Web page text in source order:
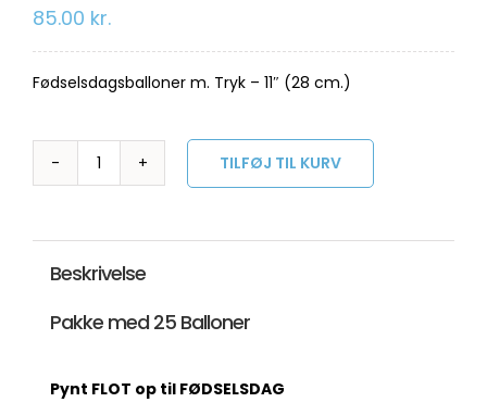
85.00 kr.
Fødselsdagsballoner m. Tryk – 11″ (28 cm.)
Elegant
Birthday
25
(11")
TILFØJ TIL KURV
Beskrivelse
Pakke med 25 Balloner
Pynt FLOT op til FØDSELSDAG